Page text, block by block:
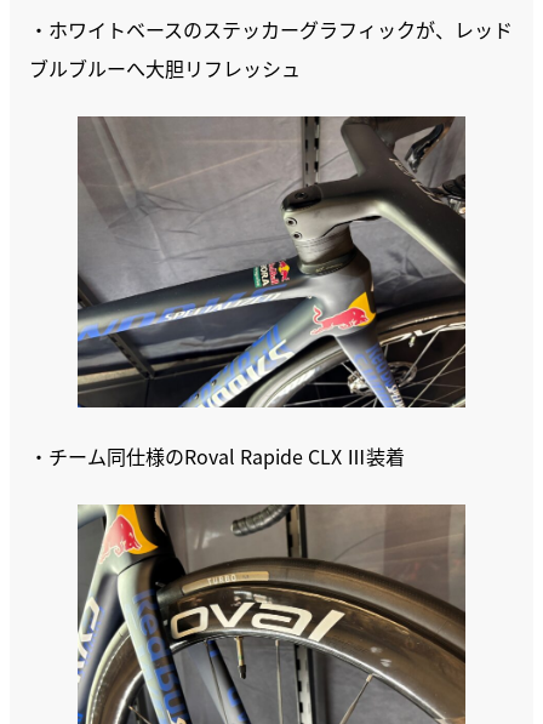
・ホワイトベースのステッカーグラフィックが、レッド
ブルブルーへ大胆リフレッシュ
・チーム同仕様のRoval Rapide CLX Ⅲ装着